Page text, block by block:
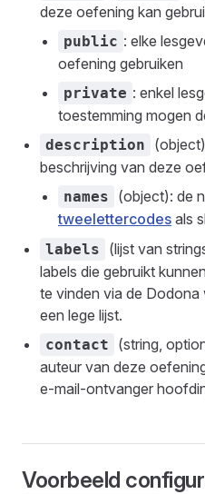
deze oefening kan
public : elke
oefening gebruiken
private : enkel
toestemming mogen
description
beschrijving van deze
names
(object): de
tweelettercodes als
labels
(lijst van
labels die gebruikt
te vinden via de
een lege lijst.
contact
(string,
auteur van deze
e-mail-ontvanger
Voorbeeld